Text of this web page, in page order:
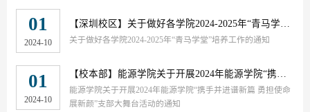
01
2024-10
【深圳校区】 关于做好各学院2024-2025年“青马学堂”培养工作的通知
关于做好各学院2024-2025年“青马学堂”培养工作的通知
01
2024-10
【校本部】 能源学院关于开展2024年能源学院“携手并进谱新篇 勇担使命展新颜”支部大舞台活动的通知
能源学院关于开展2024年能源学院“携手并进谱新篇 勇担使命
展新颜”支部大舞台活动的通知